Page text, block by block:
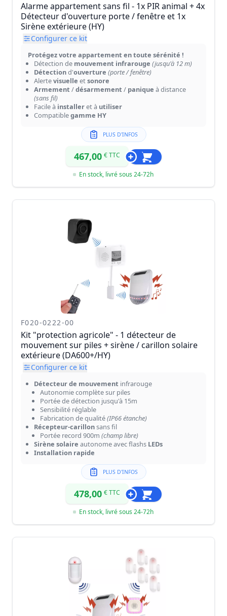
Alarme appartement sans fil - 1x PIR animal + 4x
Détecteur d'ouverture porte / fenêtre et 1x
Sirène extérieure (HY)
Configurer ce kit
Protégez votre appartement en toute sérénité !
Détection de mouvement infrarouge (jusqu'à 12 m)
Détectiond'ouverture (porte / fenêtre)
Alertevisuelle etsonore
Armement /désarmement / panique à distance
(sans fil)
Facile à installeret à utiliser
Compatiblegamme HY
PLUS D'INFOS
467,00 € TTC
En stock, livré sous 24-72h
F020-0222-00
Kit "protection agricole" - 1 détecteur de
mouvement sur piles + sirène / carillon solaire
extérieure (DA600+/HY)
Configurer ce kit
Détecteur de mouvement infrarouge
Autonomie complète sur piles
Portée de détection jusqu'à 15m
Sensibilité réglable
Fabrication de qualité(IP66 étanche)
Récepteur-carillonsans fil
Portée record 900m (champ libre)
Sirène solaire autonome avec flashs LEDs
Installation rapide
PLUS D'INFOS
478,00 € TTC
En stock, livré sous 24-72h